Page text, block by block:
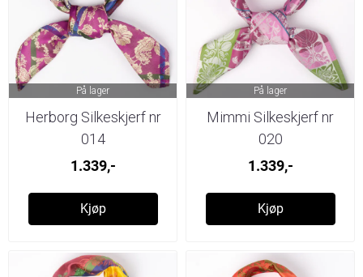
På lager
Herborg Silkeskjerf nr
014
1.339,-
Kjøp
På lager
Mimmi Silkeskjerf nr
020
1.339,-
Kjøp